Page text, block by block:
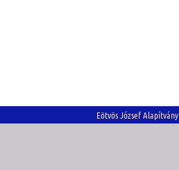
Eötvös József Alapítvány